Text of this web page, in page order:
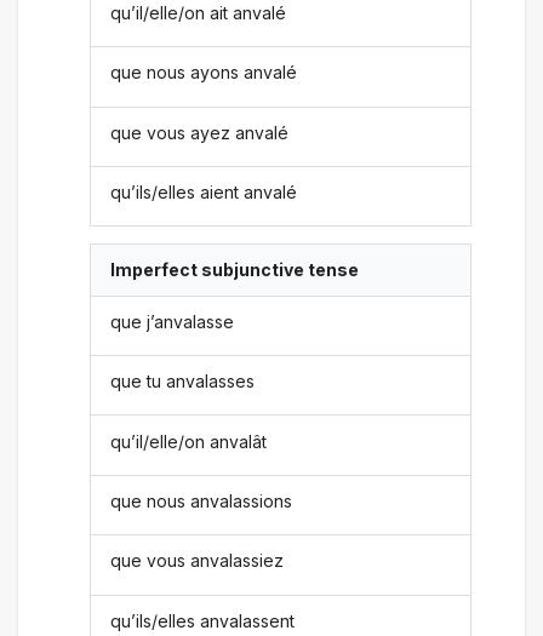
qu’il/elle/on ait anvalé
que nous ayons anvalé
que vous ayez anvalé
qu’ils/elles aient anvalé
Imperfect subjunctive tense
que j’anvalasse
que tu anvalasses
qu’il/elle/on anvalât
que nous anvalassions
que vous anvalassiez
qu’ils/elles anvalassent